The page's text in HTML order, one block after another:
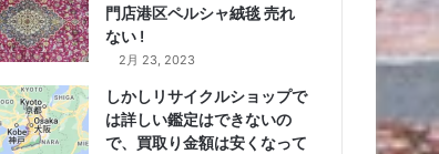
門店港区ペルシャ絨毯 売れ
ない !
2月 23, 2023
しかしリサイクルショップで
は詳しい鑑定はできないの
で、買取り金額は安くなって